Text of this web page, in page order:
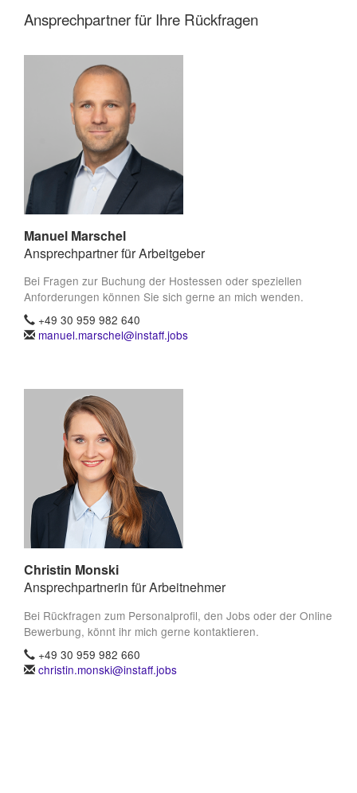
Ansprechpartner für Ihre Rückfragen
Manuel Marschel
Ansprechpartner für Arbeitgeber
Bei Fragen zur Buchung der Hostessen oder speziellen
Anforderungen können Sie sich gerne an mich wenden.
+49 30 959 982 640
manuel.marschel@instaff.jobs
Christin Monski
Ansprechpartnerin für Arbeitnehmer
Bei Rückfragen zum Personalprofil, den Jobs oder der Online
Bewerbung, könnt ihr mich gerne kontaktieren.
+49 30 959 982 660
christin.monski@instaff.jobs